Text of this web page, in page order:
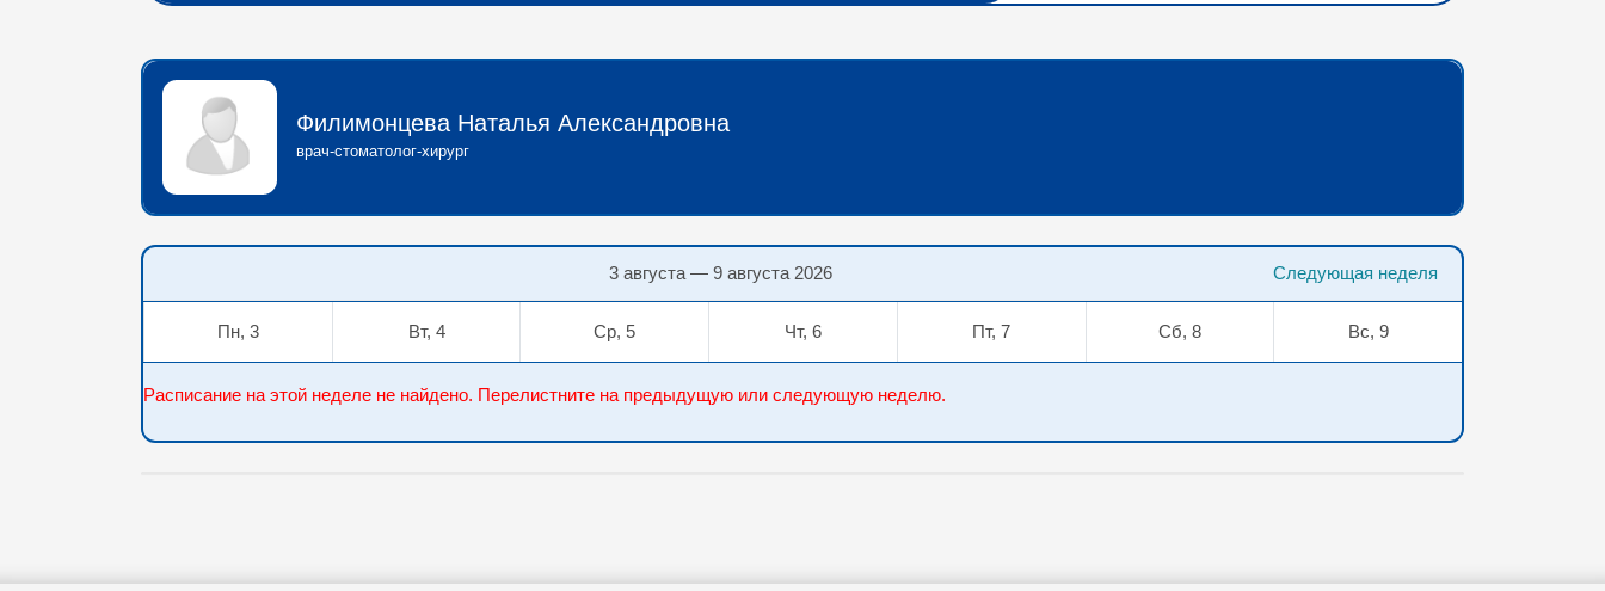
Филимонцева Наталья Александровна
врач-стоматолог-хирург
Следующая неделя
3 августа — 9 августа 2026
Пн, 3 Вт, 4 Ср, 5 Чт, 6 Пт, 7 Сб, 8 Вс, 9
Расписание на этой неделе не найдено. Перелистните на предыдущую или следующую неделю.